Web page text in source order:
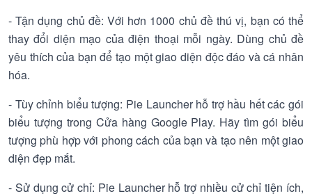
- Tận dụng chủ đề: Với hơn 1000 chủ đề thú vị, bạn có thể
thay đổi diện mạo của điện thoại mỗi ngày. Dùng chủ đề
yêu thích của bạn để tạo một giao diện độc đáo và cá nhân
hóa.
- Tùy chỉnh biểu tượng: Pie Launcher hỗ trợ hầu hết các gói
biểu tượng trong Cửa hàng Google Play. Hãy tìm gói biểu
tượng phù hợp với phong cách của bạn và tạo nên một giao
diện đẹp mắt.
- Sử dụng cử chỉ: Pie Launcher hỗ trợ nhiều cử chỉ tiện ích,